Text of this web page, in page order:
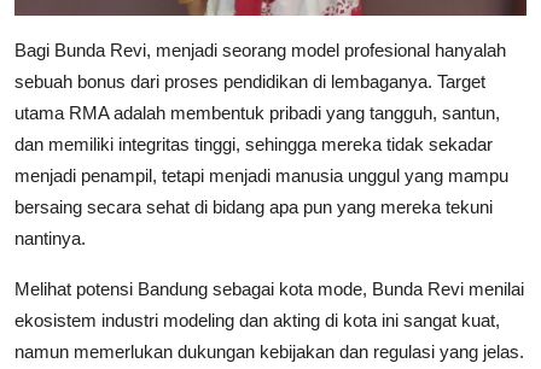
​Bagi Bunda Revi, menjadi seorang model profesional hanyalah
sebuah bonus dari proses pendidikan di lembaganya. Target
utama RMA adalah membentuk pribadi yang tangguh, santun,
dan memiliki integritas tinggi, sehingga mereka tidak sekadar
menjadi penampil, tetapi menjadi manusia unggul yang mampu
bersaing secara sehat di bidang apa pun yang mereka tekuni
nantinya.
​Melihat potensi Bandung sebagai kota mode, Bunda Revi menilai
ekosistem industri modeling dan akting di kota ini sangat kuat,
namun memerlukan dukungan kebijakan dan regulasi yang jelas.